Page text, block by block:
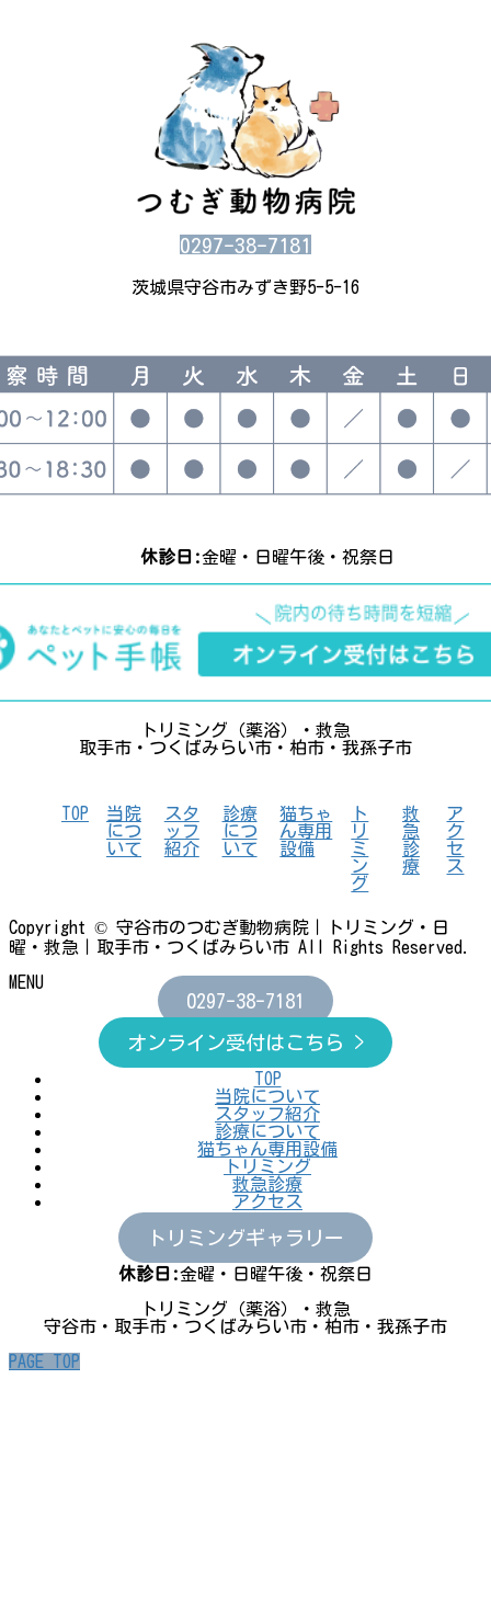
0297-38-7181
茨城県守谷市みずき野5-5-16
休診日:金曜・日曜午後・祝祭日
トリミング（薬浴）・救急
取手市・つくばみらい市・柏市・我孫子市
TOP
当院
につ
いて
スタ
ッフ
紹介
診療
につ
いて
猫ちゃ
ん専用
設備
ト
リ
ミ
ン
グ
救
急
診
療
ア
ク
セ
ス
Copyright © 守谷市のつむぎ動物病院｜トリミング・日
曜・救急｜取手市・つくばみらい市 All Rights Reserved.
MENU
0297-38-7181
オンライン受付はこちら >
TOP
当院について
スタッフ紹介
診療について
猫ちゃん専用設備
トリミング
救急診療
アクセス
トリミングギャラリー
休診日:金曜・日曜午後・祝祭日
トリミング（薬浴）・救急
守谷市・取手市・つくばみらい市・柏市・我孫子市
PAGE TOP